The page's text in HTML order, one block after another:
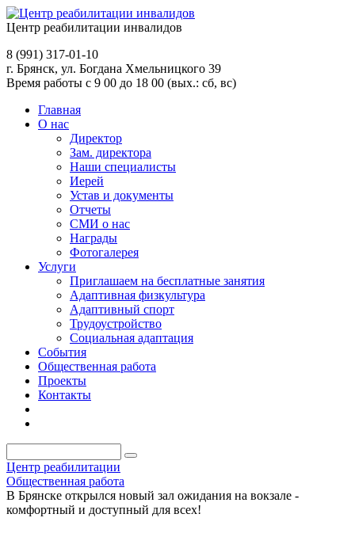
Центр реабилитации инвалидов
8 (991) 317-01-10
г. Брянск, ул. Богдана Хмельницкого 39
Время работы с 9 00 до 18 00 (вых.: сб, вс)
Главная
О нас
Директор
Зам. директора
Наши специалисты
Иерей
Устав и документы
Отчеты
СМИ о нас
Награды
Фотогалерея
Услуги
Приглашаем на бесплатные занятия
Адаптивная физкультура
Адаптивный спорт
Трудоустройство
Социальная адаптация
События
Общественная работа
Проекты
Контакты
Центр реабилитации
Общественная работа
В Брянске открылся новый зал ожидания на вокзале -
комфортный и доступный для всех!